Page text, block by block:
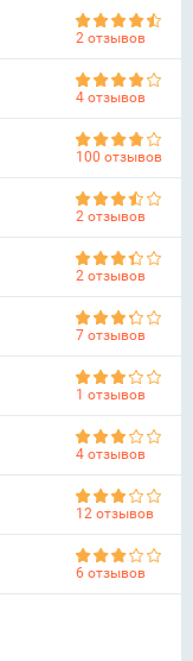
2 отзывов
4 отзывов
100 отзывов
2 отзывов
2 отзывов
7 отзывов
1 отзывов
4 отзывов
12 отзывов
6 отзывов